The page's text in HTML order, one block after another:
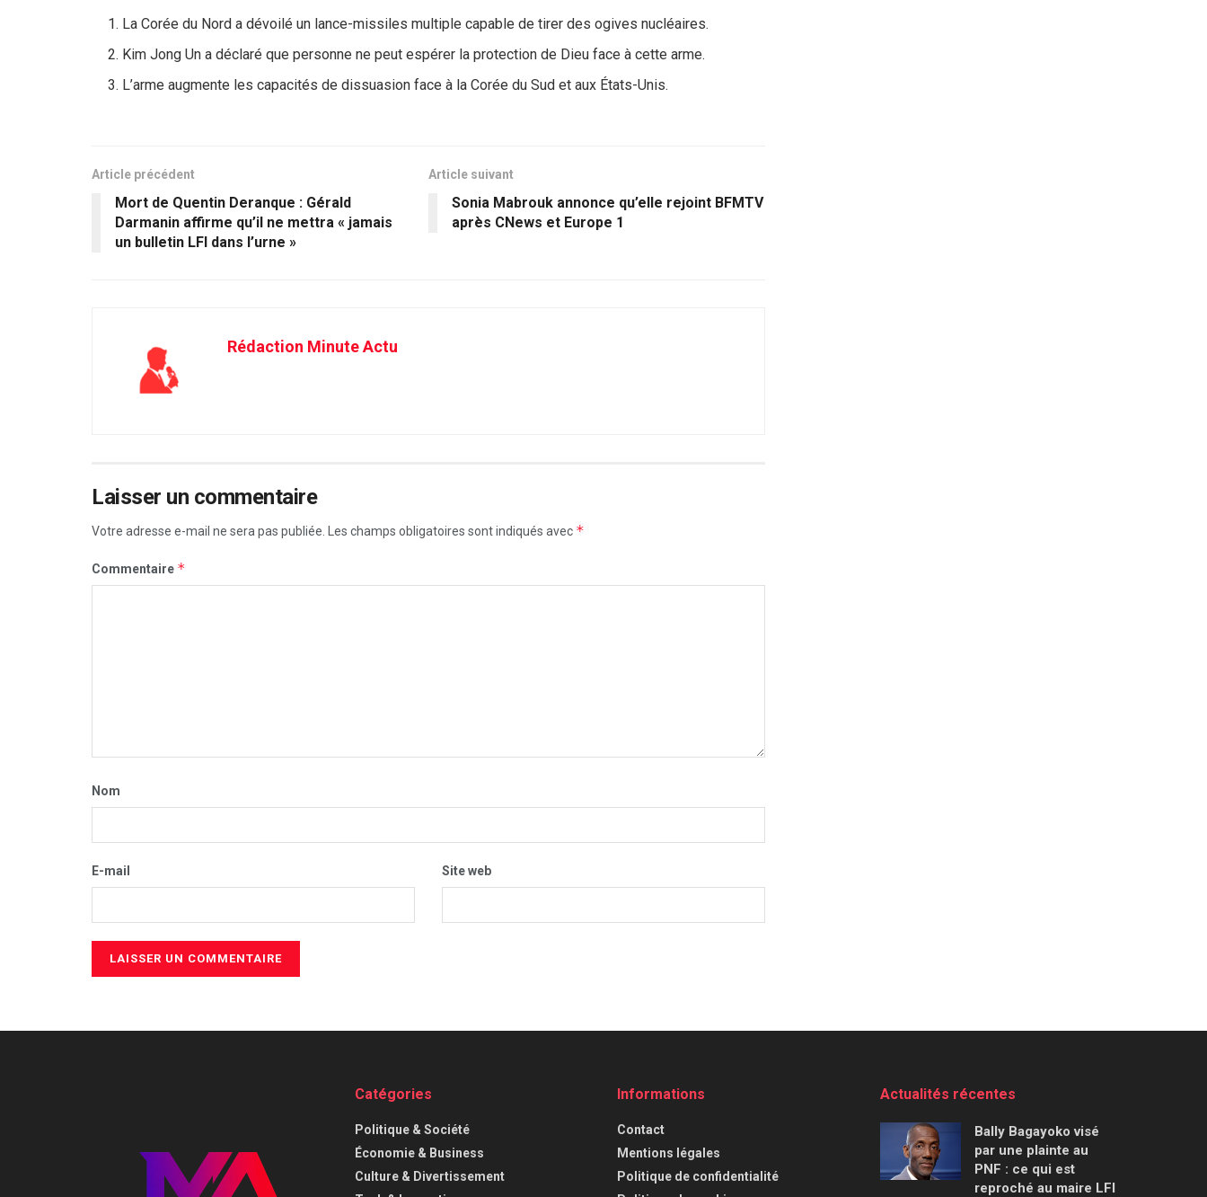
La Corée du Nord a dévoilé un lance-missiles multiple capable de tirer des ogives nucléaires.
Kim Jong Un a déclaré que personne ne peut espérer la protection de Dieu face à cette arme.
L’arme augmente les capacités de dissuasion face à la Corée du Sud et aux États-Unis.
Article précédent
Mort de Quentin Deranque : Gérald
Darmanin affirme qu’il ne mettra « jamais
un bulletin LFI dans l’urne »
Article suivant
Sonia Mabrouk annonce qu’elle rejoint BFMTV
après CNews et Europe 1
Rédaction Minute Actu
Laisser un commentaire
Votre adresse e-mail ne sera pas publiée. Les champs obligatoires sont indiqués avec *
Commentaire *
Nom
E-mail Site web
Catégories
⁠Politique & Société
Économie & Business
⁠Culture & Divertissement
Informations
Contact
Mentions légales
Politique de confidentialité
Actualités récentes
Bally Bagayoko visé
par une plainte au
PNF : ce qui est
reproché au maire LFI